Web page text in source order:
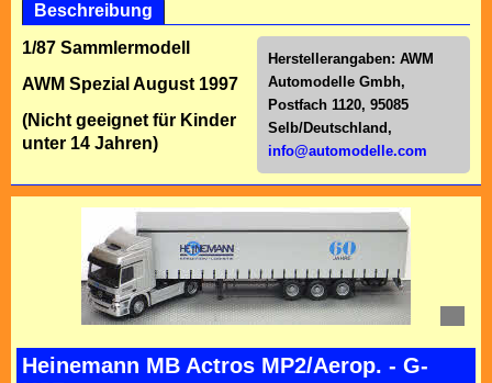
Beschreibung
Herstellerangaben: AWM
Automodelle Gmbh,
Postfach 1120, 95085
Selb/Deutschl and,
info@automodelle.com
1/87 Sammlermodell
AWM Spezial August 1997
(Nicht geeignet für Kinder
unter 14 Jahren)
Heinemann MB Actros MP2/Aerop. - G-